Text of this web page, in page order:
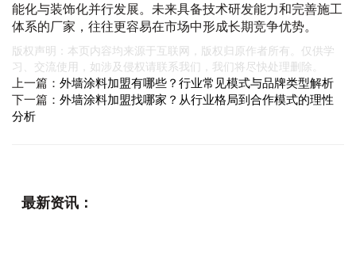
能化与装饰化并行发展。未来具备技术研发能力和完善施工
体系的厂家，往往更容易在市场中形成长期竞争优势。
版权声明：本页内容均来源于互联网，版权归原作者所有。仅供学
习、交流使用，如涉及侵权请联系我们，我们将尽快处理删除。
上一篇： 外墙涂料加盟有哪些？行业常见模式与品牌类型解析
下一篇： 外墙涂料加盟找哪家？从行业格局到合作模式的理性
分析
最新资讯：